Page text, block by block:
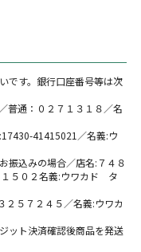
です。銀行口座番号等は次
通：０２７１３１８／名
41415021／名義:ウ
込みの場合／店名:７４８
１５０２名義:ウワカド タ
５７２４５／名義:ウワカ
ット決済確認後商品を発送